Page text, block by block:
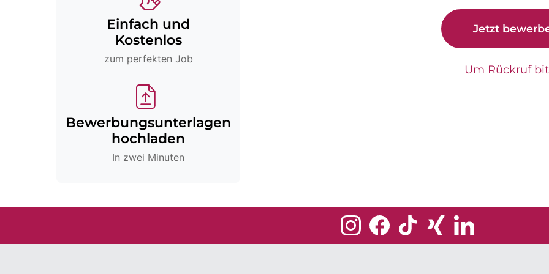
Einfach und
Kostenlos
zum perfekten Job
Bewerbungsunterlagen
hochladen
In zwei Minuten
Jetzt
Um Rückruf